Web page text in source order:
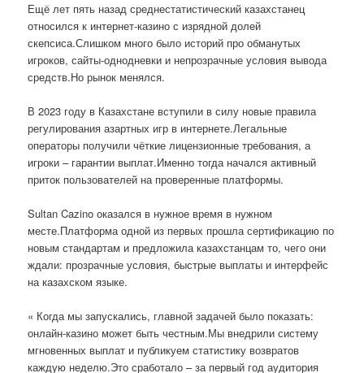
Ещё лет пять назад среднестатистический казахстанец
относился к интернет-казино с изрядной долей
скепсиса.Слишком много было историй про обманутых
игроков, сайты-однодневки и непрозрачные условия вывода
средств.Но рынок менялся.
В 2023 году в Казахстане вступили в силу новые правила
регулирования азартных игр в интернете.Легальные
операторы получили чёткие лицензионные требования, а
игроки – гарантии выплат.Именно тогда начался активный
приток пользователей на проверенные платформы.
Sultan Cazino оказался в нужное время в нужном
месте.Платформа одной из первых прошла сертификацию по
новым стандартам и предложила казахстанцам то, чего они
ждали: прозрачные условия, быстрые выплаты и интерфейс
на казахском языке.
« Когда мы запускались, главной задачей было показать:
онлайн-казино может быть честным.Мы внедрили систему
мгновенных выплат и публикуем статистику возвратов
каждую неделю.Это сработало – за первый год аудитория